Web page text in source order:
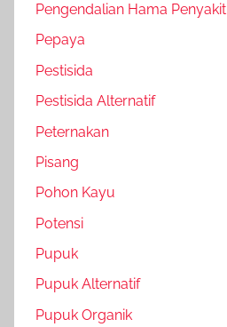
Pengendalian Hama Penyakit
Pepaya
Pestisida
Pestisida Alternatif
Peternakan
Pisang
Pohon Kayu
Potensi
Pupuk
Pupuk Alternatif
Pupuk Organik